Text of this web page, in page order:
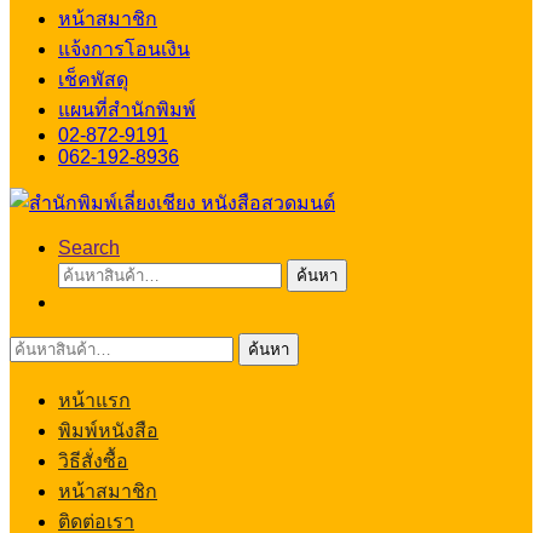
หน้าสมาชิก
แจ้งการโอนเงิน
เช็คพัสดุ
แผนที่สำนักพิมพ์
02-872-9191
062-192-8936
Search
ค้นหา:
ค้นหา
ค้นหา: ค้นหา
หน้าแรก
พิมพ์หนังสือ
วิธีสั่งซื้อ
หน้าสมาชิก
ติดต่อเรา